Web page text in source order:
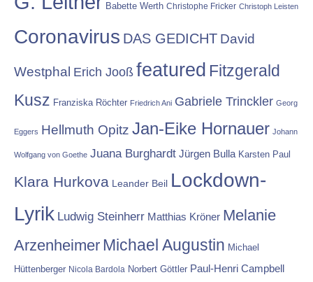
Babette Werth Christophe Fricker Christoph Leisten
Coronavirus DAS GEDICHT David
Westphal Erich Jooß featured Fitzgerald
Kusz Franziska Röchter Friedrich Ani Gabriele Trinckler Georg
Eggers Hellmuth Opitz Jan-Eike Hornauer Johann
Wolfgang von Goethe Juana Burghardt Jürgen Bulla Karsten Paul
Klara Hurkova Leander Beil Lockdown-
Lyrik Ludwig Steinherr Matthias Kröner Melanie
Arzenheimer Michael Augustin Michael
Hüttenberger Nicola Bardola Norbert Göttler Paul-Henri Campbell